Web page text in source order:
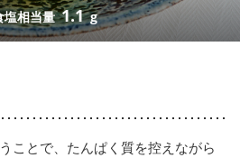
塩相当量1.1 g
ことで、たんぱく質を控えながら